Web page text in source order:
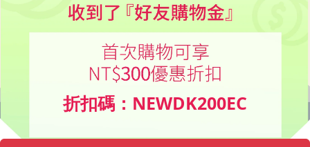
折扣碼：NEWDK200EC